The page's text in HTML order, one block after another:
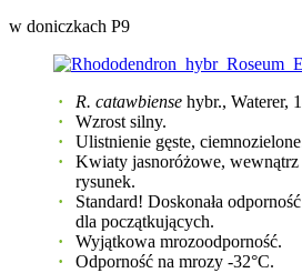
w doniczkach P9
R. catawbiense hybr., Waterer,
Wzrost silny.
Ulistnienie gęste,
Kwiaty jasnoróżowe,
rysunek.
Standard! Doskonała
dla początkujących.
Wyjątkowa mrozoodporność.
Odporność na mrozy -32°C.